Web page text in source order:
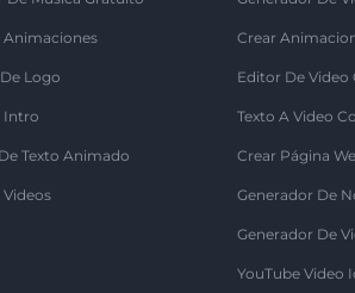
Animaciones
Logo
Intro
Texto Animado
Crear
Editor De Video
Texto A Video
Crear Página
Generador De
Generador De
YouTube Video